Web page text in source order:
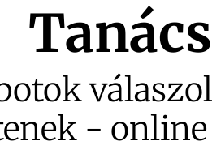
- online